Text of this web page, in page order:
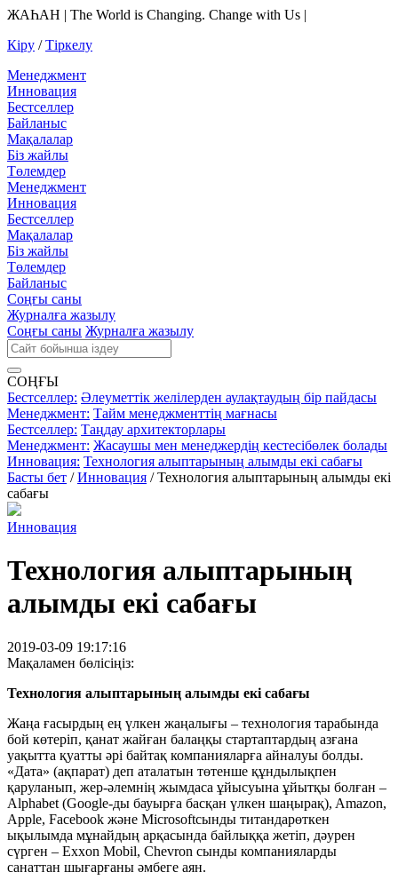
ЖАҺАН | The World is Changing. Change with Us |
Кіру /Тіркелу
Менеджмент
Инновация
Бестселлер
Байланыс
Мақалалар
Біз жайлы
Төлемдер
Менеджмент
Инновация
Бестселлер
Мақалалар
Біз жайлы
Төлемдер
Байланыс
Соңғы саны
Журналға жазылу
Соңғы саны Журналға жазылу
СОҢҒЫ
Бестселлер: Әлеуметтік желілерден аулақтаудың бір пайдасы
Менеджмент: Тайм менеджменттің мағнасы
Бестселлер: Таңдау архитекторлары
Менеджмент: Жасаушы мен менеджердің кестесібөлек болады
Инновация: Технология алыптарының алымды екі сабағы
Басты бет /Инновация /Технология алыптарының алымды екі
сабағы
Инновация
Технология алыптарының
алымды екі сабағы
2019-03-09 19:17:16
Мақаламен бөлісіңіз:
Технология алыптарының алымды екі сабағы
Жаңа ғасырдың ең үлкен жаңалығы – технология тарабында
бой көтеріп, қанат жайған балаңқы стартаптардың азғана
уақытта қуатты әрі байтақ компанияларға айналуы болды.
«Дата» (ақпарат) деп аталатын төтенше құндылықпен
қаруланып, жер-әлемнің жымдаса ұйысуына ұйытқы болған –
Alphabet (Google-ды бауырға басқан үлкен шаңырақ), Amazon,
Apple, Facebook және Microsoftсынды титандарөткен
ықылымда мұнайдың арқасында байлыққа жетіп, дәурен
сүрген – Exxon Mobil, Chevron сынды компанияларды
санаттан шығарғаны әмбеге аян.